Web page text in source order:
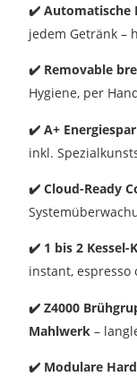
✔️Automatische
jedem Getränk –
✔️ Removable
Hygiene, per
✔️A+
inkl.
✔️Cloud-Ready
✔️ 1 bis 2
instant, espresso
✔️Z4000
Mahlwerk –
✔️ Modulare